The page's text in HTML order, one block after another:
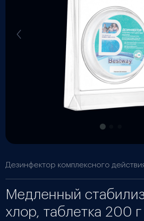
Дезинфектор комплексного
Медленный
хлор, таблетка 200 г